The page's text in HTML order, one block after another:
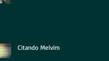
Citando Melvim